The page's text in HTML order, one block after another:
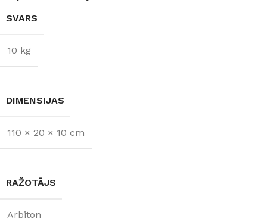
SVARS
10 kg
DIMENSIJAS
110 × 20 × 10 cm
RAŽOTĀJS
Arbiton